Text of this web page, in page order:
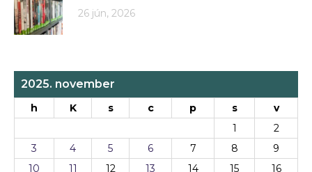
26 jún, 2026
2025. november
h K s c p s
v
1
2
3
4 5 6 7 8
9
10
11 12 13 14 15
16